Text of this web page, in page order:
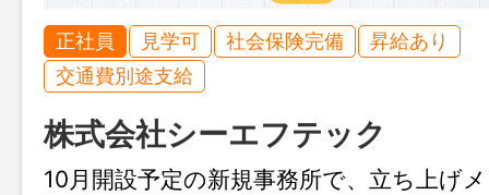
正社員 見学可 社会保険完備
昇給あり
交通費別途支給
株式会社シーエフテック
10月開設予定の新規事務所で、立ち上げ